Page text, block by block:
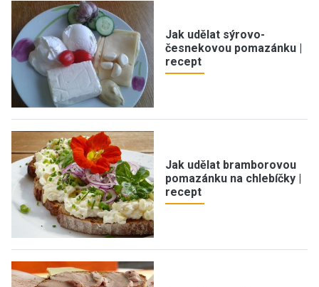
Jak udělat sýrovo-
česnekovou pomazánku |
recept
Jak udělat bramborovou
pomazánku na chlebíčky |
recept